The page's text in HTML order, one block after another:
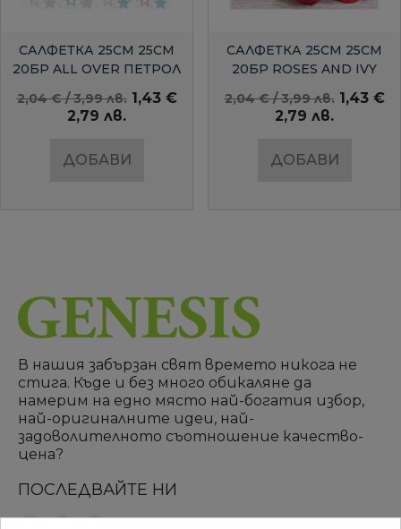
БЪРЗ ПРЕГЛЕД
САЛФЕТКА 25СМ 25СМ
20БР ALL OVER ПЕТРОЛ
2,04 € / 3,99 лв. 1,43 €
2,79 лв.
ДОБАВИ
БЪРЗ ПРЕГЛЕД
САЛФЕТКА 25СМ 25СМ
20БР ROSES AND IVY
AMBIENTE
2,04 € / 3,99 лв. 1,43 €
2,79 лв.
ДОБАВИ
В нашия забързан свят времето никога не
стига. Къде и без много обикаляне да
намерим на едно място най-богатия избор,
най-оригиналните идеи, най-
задоволителното съотношение качество-
цена?
ПОСЛЕДВАЙТЕ НИ